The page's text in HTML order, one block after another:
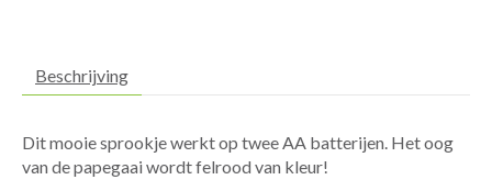
Beschrijving
Dit mooie sprookje werkt op twee AA batterijen. Het oog
van de papegaai wordt felrood van kleur!